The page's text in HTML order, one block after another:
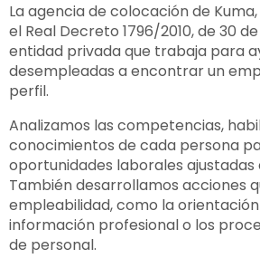
La agencia de colocación de
el Real Decreto 1796/2010, de 30
entidad privada que trabaja para
desempleadas a encontrar un
perfil.
Analizamos las competencias,
conocimientos de cada persona
oportunidades laborales ajustadas
También desarrollamos acciones
empleabilidad, como la
información profesional o los
de personal.